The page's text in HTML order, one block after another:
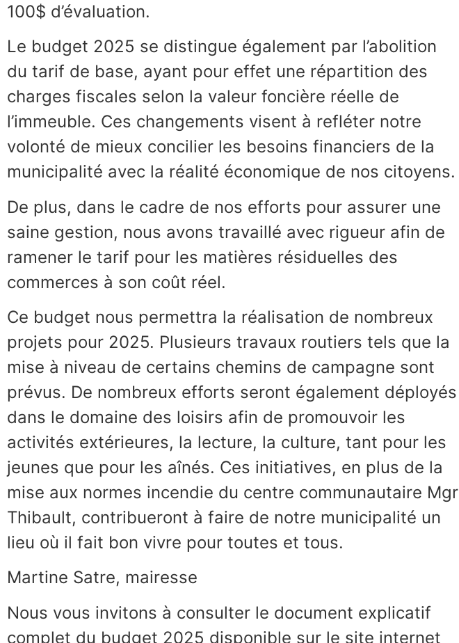
100$ d’évaluation.
Le budget 2025 se distingue également par l’abolition
du tarif de base, ayant pour effet une répartition des
charges fiscales selon la valeur foncière réelle de
l’immeuble. Ces changements visent à refléter notre
volonté de mieux concilier les besoins financiers de la
municipalité avec la réalité économique de nos citoyens.
De plus, dans le cadre de nos efforts pour assurer une
saine gestion, nous avons travaillé avec rigueur afin de
ramener le tarif pour les matières résiduelles des
commerces à son coût réel.
Ce budget nous permettra la réalisation de nombreux
projets pour 2025. Plusieurs travaux routiers tels que la
mise à niveau de certains chemins de campagne sont
prévus. De nombreux efforts seront également déployés
dans le domaine des loisirs afin de promouvoir les
activités extérieures, la lecture, la culture, tant pour les
jeunes que pour les aînés. Ces initiatives, en plus de la
mise aux normes incendie du centre communautaire Mgr
Thibault, contribueront à faire de notre municipalité un
lieu où il fait bon vivre pour toutes et tous.
Martine Satre, mairesse
Nous vous invitons à consulter le document explicatif
complet du budget 2025 disponible sur le site internet